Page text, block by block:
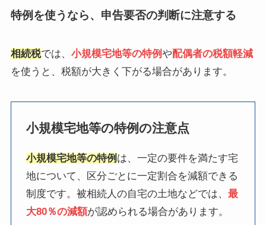
特例を使うなら、申告要否の判断に注意する
相続税では、 小規模宅地等の特例や配偶者の税額軽減
を使うと、税額が大きく下がる場合があります。
小規模宅地等の特例の注意点
小規模宅地等の特例 は、一定の要件を満たす宅
地について、区分ごとに一定割合を減額できる
制度です。被相続人の自宅の土地などでは、最
大80％の減額が認められる場合があります。